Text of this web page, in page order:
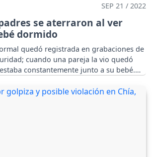
SEP 21 / 2022
se aterraron al ver
dormido
quedó registrada en grabaciones de
cuando una pareja la vio quedó
constantemente junto a su bebé.